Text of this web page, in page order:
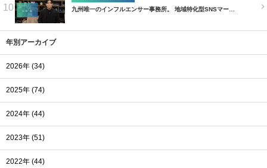
10 九州唯一のインフルエンサー事務所。 地域特化型SNSマー…
年別アーカイブ
2026年 (34)
2025年 (74)
2024年 (44)
2023年 (51)
2022年 (44)